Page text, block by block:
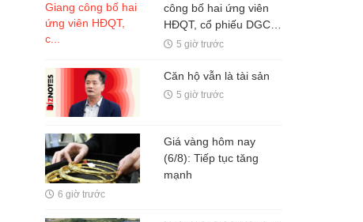
công bố hai ứng viên
HĐQT, cổ phiếu DGC
tăng trần
5 giờ trước
Căn hộ vẫn là tài sản
5 giờ trước
Giá vàng hôm nay
(6/8): Tiếp tục tăng
mạnh
6 giờ trước